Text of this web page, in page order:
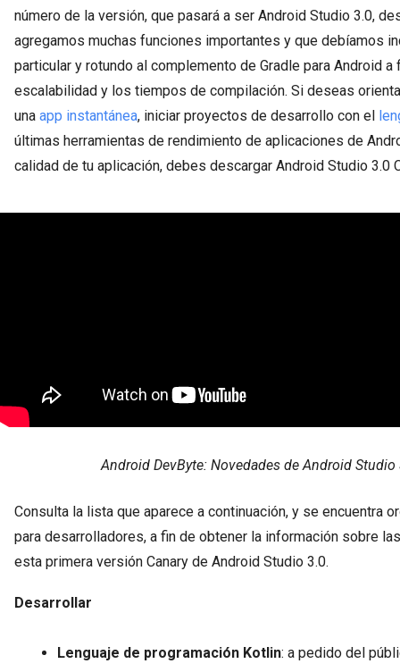
número de la versión, que pasará a ser Android Studio 3.0,
agregamos muchas funciones importantes y que debíamos
particular y rotundo al complemento de Gradle para Android a
escalabilidad y los tiempos de compilación. Si deseas
una app instantánea, iniciar proyectos de desarrollo con el
últimas herramientas de rendimiento de aplicaciones de
calidad de tu aplicación, debes descargar Android Studio 3.0
Android DevByte: Novedades de Android Studio
Consulta la lista que aparece a continuación, y se encuentra
para desarrolladores, a fin de obtener la información sobre
esta primera versión Canary de Android Studio 3.0.
Desarrollar
Lenguaje de programación Kotlin: a pedido del